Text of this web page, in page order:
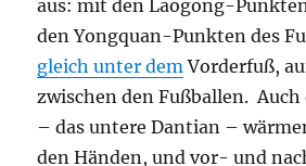
aus: mit den Laogong-
den Yongquan-Punkten des
gleich unter dem Vorderfuß,
zwischen den Fußballen.
– das untere Dantian –
den Händen, und vor- und